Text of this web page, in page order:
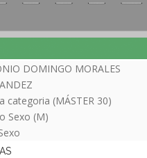
DOMINGO MORALES
categoria (MÁSTER 30)
Sexo (M)